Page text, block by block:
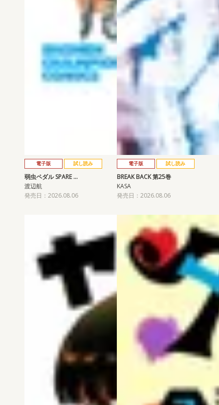
電子版 試し読み
弱虫ペダル SPARE …
渡辺航
発売日：2026.08.06
電子版 試し読み
BREAK BACK 第25巻
KASA
発売日：2026.08.06